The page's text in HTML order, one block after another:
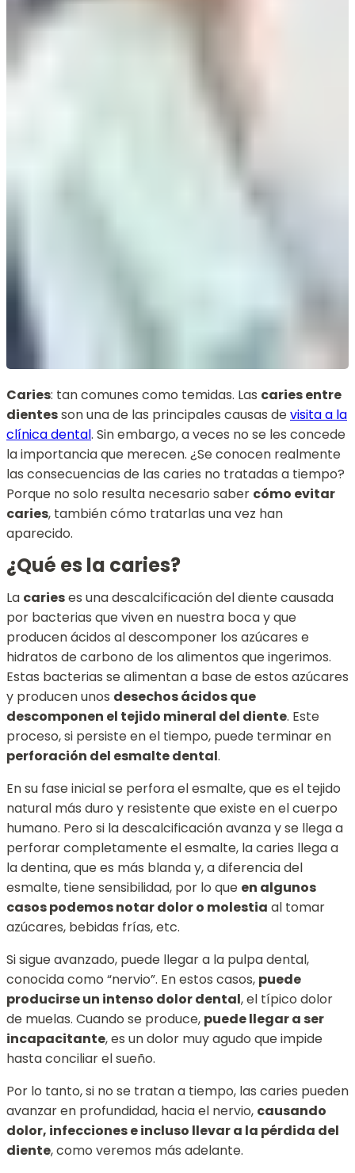
Caries: tan comunes como temidas. Las caries entre
dientesson una de las principales causas devisita a la
clínica dental. Sin embargo, a veces no se les concede
la importancia que merecen. ¿Se conocen realmente
las consecuencias de las caries no tratadas a tiempo?
Porque no solo resulta necesario saber cómo evitar
caries, también cómo tratarlas una vez han
aparecido.
¿Qué es la caries?
La carieses una descalcificación del dientecausada
por bacterias que viven en nuestra boca yque
producen ácidos al descomponer los azúcares e
hidratos de carbono de los alimentos que ingerimos.
Estas bacterias se alimentan a base de estos azúcares
y producen unos desechos ácidos que
descomponen el tejido mineral del diente. Este
proceso, si persiste en el tiempo, puede terminar en
perforación del esmalte dental.
En su fase inicial se perfora el esmalte, que es el tejido
natural más duro y resistente que existe en el cuerpo
humano. Pero si la descalcificación avanza y se llega a
perforar completamente el esmalte, la caries llega a
la dentina, que es más blanda y, a diferencia del
esmalte, tiene sensibilidad, por lo que en algunos
casos podemos notar dolor o molestia al tomar
azúcares, bebidas frías, etc.
Si sigue avanzado, puede llegar a la pulpa dental,
conocida como “nervio”. En estos casos, puede
producirse un intenso dolor dental, el típico dolor
de muelas. Cuando se produce, puede llegar a ser
incapacitante, es un dolor muy agudo que impide
hasta conciliar el sueño.
Por lo tanto, si no se tratana tiempo, las caries pueden
avanzar en profundidad, hacia el nervio, causando
dolor, infecciones e incluso llevar a la pérdida del
diente, como veremos más adelante.